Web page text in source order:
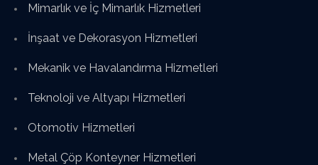
Mimarlık ve İç Mimarlık Hizmetleri
İnşaat ve Dekorasyon Hizmetleri
Mekanik ve Havalandırma Hizmetleri
Teknoloji ve Altyapı Hizmetleri
Otomotiv Hizmetleri
Metal Çöp Konteyner Hizmetleri